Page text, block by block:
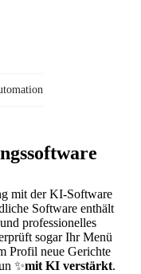
mit der KI-Software
Software enthält
professionelles
sogar Ihr Menü
Profil neue Gerichte
✨mit KI verstärkt.